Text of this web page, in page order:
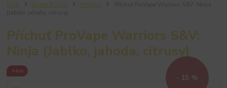
Úvod Shake & vape ProVape
Příchuť ProVape Warriors S&V:
Ninja (Jablko, jahoda, citrusy)
Akce
- 15 %